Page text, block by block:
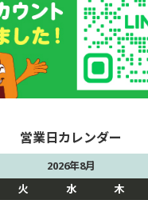
2026年8月
火 水 木